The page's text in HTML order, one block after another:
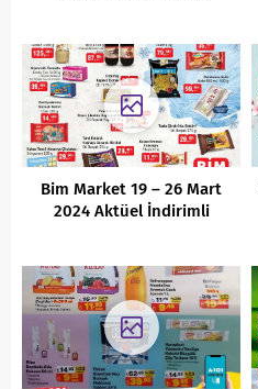
Bim Market 19 – 26 Mart
2024 Aktüel İndirimli